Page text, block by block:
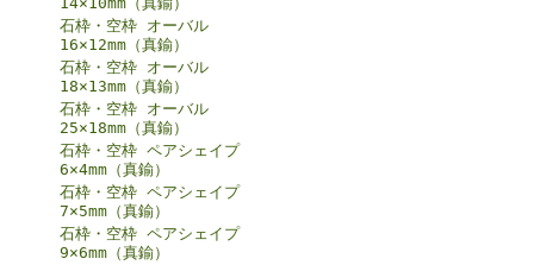
石枠・空枠 オーバル
16×12mm（真鍮）
石枠・空枠 オーバル
18×13mm（真鍮）
石枠・空枠 オーバル
25×18mm（真鍮）
石枠・空枠 ペアシェイプ
6×4mm（真鍮）
石枠・空枠 ペアシェイプ
7×5mm（真鍮）
石枠・空枠 ペアシェイプ
9×6mm（真鍮）